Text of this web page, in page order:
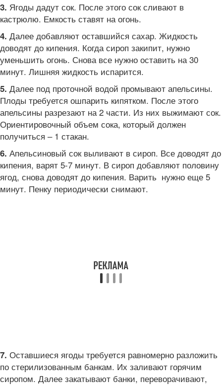
3. Ягоды дадут сок. После этого сок сливают в
кастрюлю. Емкость ставят на огонь.
4. Далее добавляют оставшийся сахар. Жидкость
доводят до кипения. Когда сироп закипит, нужно
уменьшить огонь. Снова все нужно оставить на 30
минут. Лишняя жидкость испарится.
5. Далее под проточной водой промывают апельсины.
Плоды требуется ошпарить кипятком. После этого
апельсины разрезают на 2 части. Из них выжимают сок.
Ориентировочный объем сока, который должен
получиться – 1 стакан.
6. Апельсиновый сок выливают в сироп. Все доводят до
кипения, варят 5-7 минут. В сироп добавляют половину
ягод, снова доводят до кипения. Варить нужно еще 5
минут. Пенку периодически снимают.
7. Оставшиеся ягоды требуется равномерно разложить
по стерилизованным банкам. Их заливают горячим
сиропом. Далее закатывают банки, переворачивают,